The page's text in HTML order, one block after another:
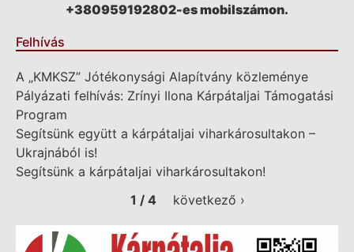
+380959192802-es mobilszámon.
Felhívás
A „KMKSZ” Jótékonysági Alapítvány közleménye
Pályázati felhívás: Zrínyi Ilona Kárpátaljai Támogatási
Program
Segítsünk együtt a kárpátaljai viharkárosultakon –
Ukrajnából is!
Segítsünk a kárpátaljai viharkárosultakon!
1 / 4
következő ›